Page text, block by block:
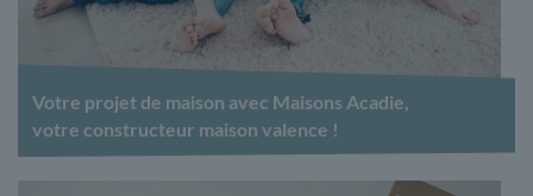
Votre projet de maison avec Maisons Acadie,
votre constructeur maison valence !